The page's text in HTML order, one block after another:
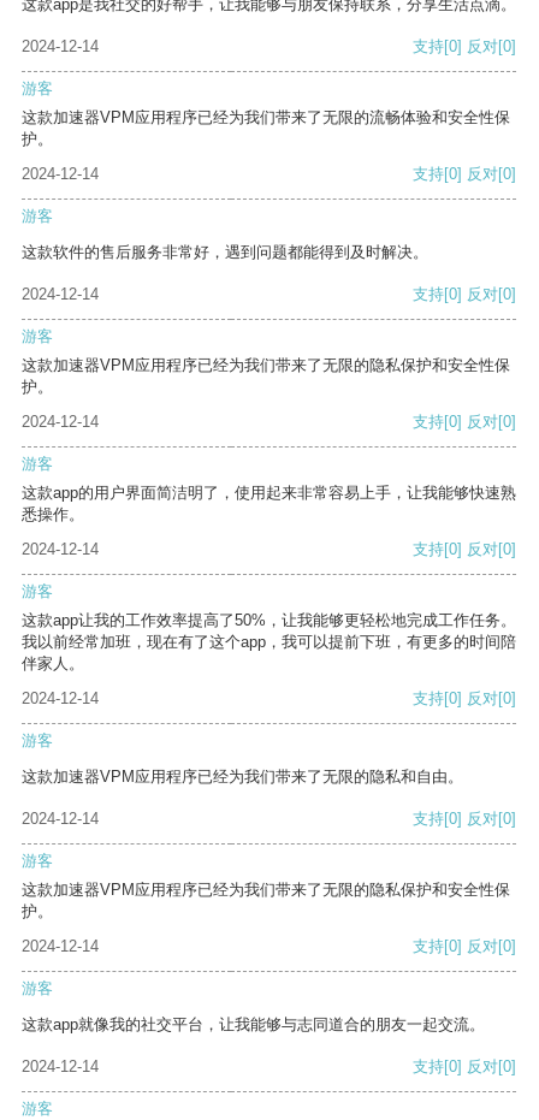
这款app是我社交的好帮手，让我能够与朋友保持联系，分享生活点滴。
2024-12-14 支持[0] 反对[0]
游客
这款加速器VPM应用程序已经为我们带来了无限的流畅体验和安全性保
护。
2024-12-14
支持[0] 反对[0]
游客
这款软件的售后服务非常好，遇到问题都能得到及时解决。
2024-12-14 支持[0] 反对[0]
游客
这款加速器VPM应用程序已经为我们带来了无限的隐私保护和安全性保
护。
2024-12-14
支持[0] 反对[0]
游客
这款app的用户界面简洁明了，使用起来非常容易上手，让我能够快速熟
悉操作。
2024-12-14
支持[0] 反对[0]
游客
这款app让我的工作效率提高了50%，让我能够更轻松地完成工作任务。
我以前经常加班，现在有了这个app，我可以提前下班，有更多的时间陪
伴家人。
2024-12-14
支持[0] 反对[0]
游客
这款加速器VPM应用程序已经为我们带来了无限的隐私和自由。
2024-12-14 支持[0] 反对[0]
游客
这款加速器VPM应用程序已经为我们带来了无限的隐私保护和安全性保
护。
2024-12-14
支持[0] 反对[0]
游客
这款app就像我的社交平台，让我能够与志同道合的朋友一起交流。
2024-12-14 支持[0] 反对[0]
游客